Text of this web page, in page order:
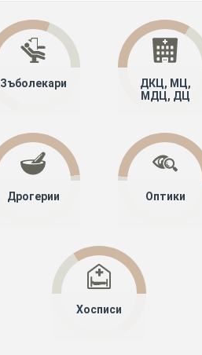
Зъболекари
ДКЦ, МЦ,
МДЦ, ДЦ
Дрогерии Оптики
Хосписи